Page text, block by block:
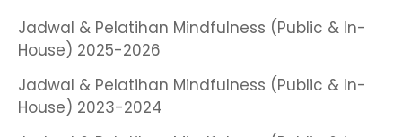
Jadwal & Pelatihan Mindfulness (Public & In-
House) 2025-2026
Jadwal & Pelatihan Mindfulness (Public & In-
House) 2023-2024